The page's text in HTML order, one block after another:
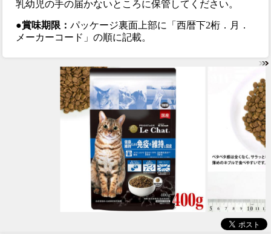
乳幼児の手の届かないところに保管してください。
●賞味期限：パッケージ裏面上部に「西暦下2桁．月．
メーカーコード」の順に記載。